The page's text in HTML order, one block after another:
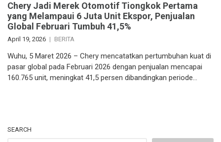
Chery Jadi Merek Otomotif Tiongkok Pertama
yang Melampaui 6 Juta Unit Ekspor, Penjualan
Global Februari Tumbuh 41,5%
April 19, 2026 BERITA
Wuhu, 5 Maret 2026 – Chery mencatatkan pertumbuhan kuat di
pasar global pada Februari 2026 dengan penjualan mencapai
160.765 unit, meningkat 41,5 persen dibandingkan periode…
SEARCH